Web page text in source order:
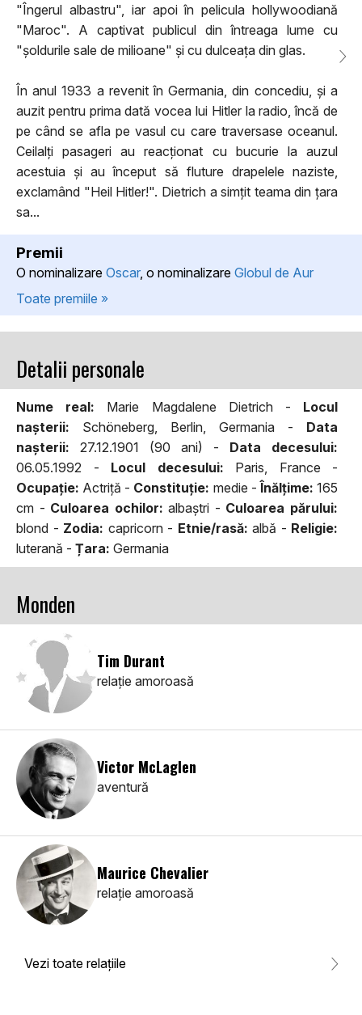
"Îngerul albastru", iar apoi în pelicula hollywoodiană
"Maroc". A captivat publicul din întreaga lume cu
"șoldurile sale de milioane" și cu dulceața din glas.
În anul 1933 a revenit în Germania, din concediu, și a
auzit pentru prima dată vocea lui Hitler la radio, încă de
pe când se afla pe vasul cu care traversase oceanul.
Ceilalți pasageri au reacționat cu bucurie la auzul
acestuia și au început să fluture drapelele naziste,
exclamând "Heil Hitler!". Dietrich a simțit teama din țara
sa...
Premii
O nominalizare Oscar, o nominalizare Globul de Aur
Toate premiile »
Detalii personale
Nume real: Marie Magdalene Dietrich - Locul
naşterii: Schöneberg, Berlin, Germania - Data
naşterii: 27.12.1901 (90 ani) - Data decesului:
06.05.1992 - Locul decesului: Paris, France -
Ocupaţie: Actriță - Constituţie: medie -Înălţime: 165
cm - Culoarea ochilor: albaștri - Culoarea părului:
blond - Zodia: capricorn - Etnie/rasă: albă - Religie:
luterană - Țara: Germania
Monden
Tim Durant
relaţie amoroasă
Victor McLaglen
aventură
Maurice Chevalier
relaţie amoroasă
Vezi toate relaţiile